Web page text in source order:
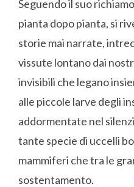
Seguendo il suo
pianta dopo pianta, si
storie mai narrate,
vissute lontano dai
invisibili che legano
alle piccole larve degli
addormentate nel
tante specie di uccelli
mammiferi che tra le
sostentamento.